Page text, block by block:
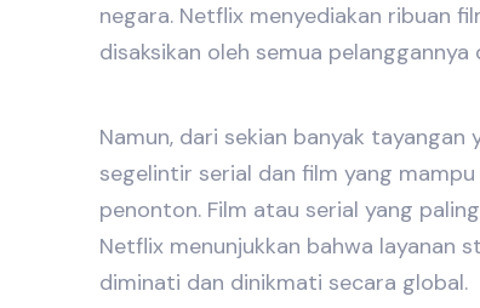
negara. Netflix menyediakan ribuan
disaksikan oleh semua pelanggannya
Namun, dari sekian banyak tayangan
segelintir serial dan film yang
penonton. Film atau serial yang
Netflix menunjukkan bahwa layanan
diminati dan dinikmati secara global.